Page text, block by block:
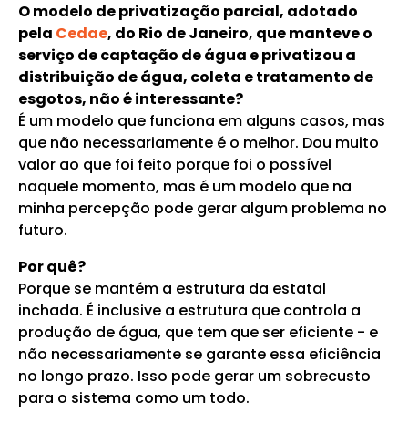
O modelo de privatização parcial, adotado
pela Cedae, do Rio de Janeiro, que manteve o
serviço de captação de água e privatizou a
distribuição de água, coleta e tratamento de
esgotos, não é interessante?
É um modelo que funciona em alguns casos, mas
que não necessariamente é o melhor. Dou muito
valor ao que foi feito porque foi o possível
naquele momento, mas é um modelo que na
minha percepção pode gerar algum problema no
futuro.
Por quê?
Porque se mantém a estrutura da estatal
inchada. É inclusive a estrutura que controla a
produção de água, que tem que ser eficiente - e
não necessariamente se garante essa eficiência
no longo prazo. Isso pode gerar um sobrecusto
para o sistema como um todo.